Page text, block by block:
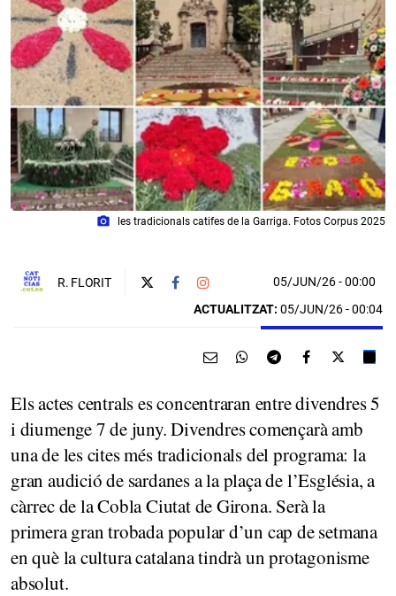
photo_camera les tradicionals catifes de la Garriga. Fotos Corpus 2025
R. FLORIT 05/JUN/26- 00:00
ACTUALITZAT: 05/JUN/26 - 00:04
Els actes centrals es concentraran entre divendres 5
i diumenge 7 de juny. Divendres començarà amb
una de les cites més tradicionals del programa: la
gran audició de sardanes a la plaça de l’Església, a
càrrec de la Cobla Ciutat de Girona. Serà la
primera gran trobada popular d’un cap de setmana
en què la cultura catalana tindrà un protagonisme
absolut.